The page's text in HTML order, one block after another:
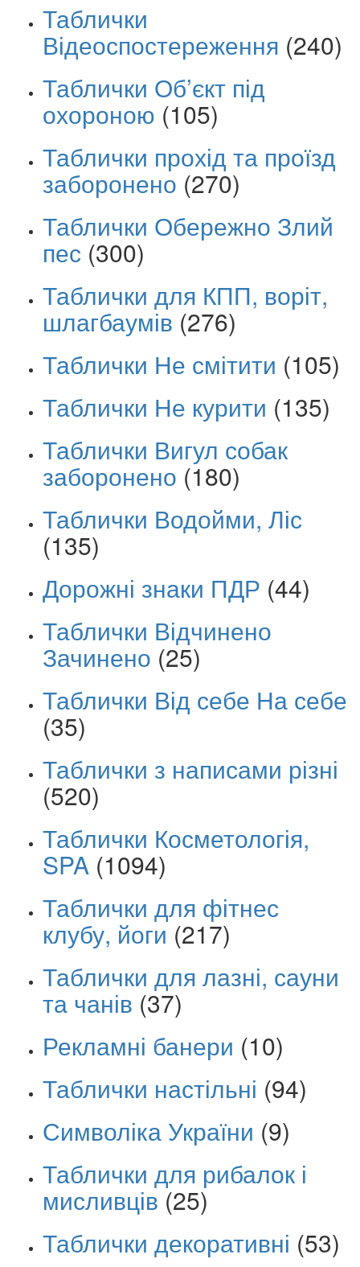
Таблички
Відеоспостереження (240)
Таблички Об’єкт під
охороною (105)
Таблички прохід та проїзд
заборонено (270)
Таблички Обережно Злий
пес (300)
Таблички для КПП, воріт,
шлагбаумів (276)
Таблички Не смітити (105)
Таблички Не курити (135)
Таблички Вигул собак
заборонено (180)
Таблички Водойми, Ліс
(135)
Дорожні знаки ПДР (44)
Таблички Відчинено
Зачинено (25)
Таблички Від себе На себе
(35)
Таблички з написами різні
(520)
Таблички Косметологія,
SPA (1094)
Таблички для фітнес
клубу, йоги (217)
Таблички для лазні, сауни
та чанів (37)
Рекламні банери (10)
Таблички настільні (94)
Символіка України (9)
Таблички для рибалок і
мисливців (25)
Таблички декоративні (53)